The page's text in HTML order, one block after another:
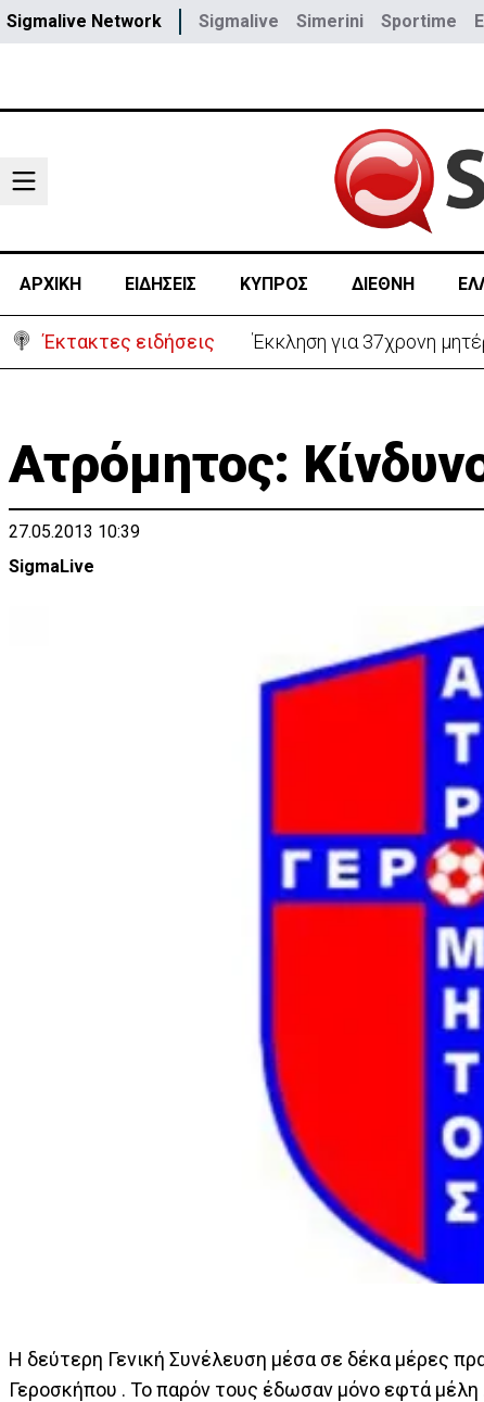
Sigmalive Network Sigmalive Simerini Sportime
ΑΡΧΙΚΗ ΕΙΔΗΣΕΙΣ ΚΥΠΡΟΣ ΔΙΕΘΝΗ
Έκτακτες ειδήσεις Έκκληση για 37χρονη
Ατρόμητος:
27.05.2013 10:39
SigmaLive
Η δεύτερη Γενική Συνέλευση μέσα σε δέκα μέρες
Γεροσκήπου . Το παρόν τους έδωσαν μόνο εφτά